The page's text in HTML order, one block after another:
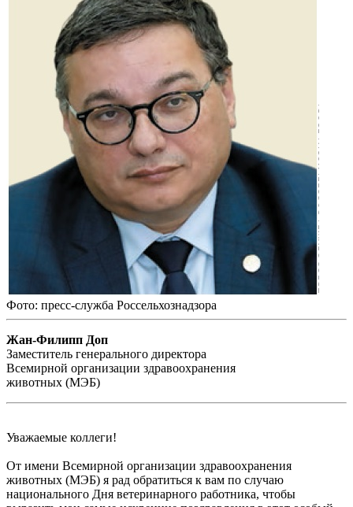
Фото: пресс-служба Россельхознадзора
Жан-Филипп Доп
Заместитель генерального директора
Всемирной организации здравоохранения
животных (МЭБ)
Уважаемые коллеги!
От имени Всемирной организации здравоохранения
животных (МЭБ) я рад обратиться к вам по случаю
национального Дня ветеринарного работника, чтобы